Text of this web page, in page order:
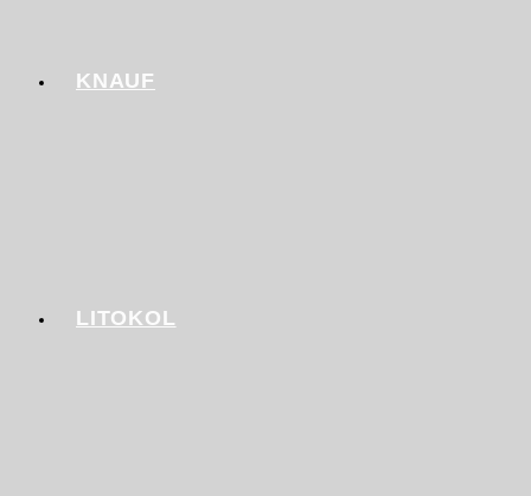
KNAUF
LITOKOL